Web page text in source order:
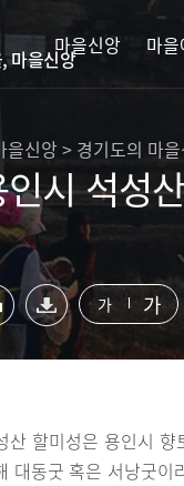
마을신앙
마을신앙 마
을신앙 > 경기도의 마
시 석성
가 가
산 할미성은 용인시
대동굿 혹은 서낭굿